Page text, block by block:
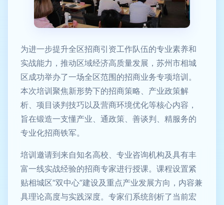
为进一步提升全区招商引资工作队伍的专业素养和
实战能力，推动区域经济高质量发展，苏州市相城
区成功举办了一场全区范围的招商业务专项培训。
本次培训聚焦新形势下的招商策略、产业政策解
析、项目谈判技巧以及营商环境优化等核心内容，
旨在锻造一支懂产业、通政策、善谈判、精服务的
专业化招商铁军。
培训邀请到来自知名高校、专业咨询机构及具有丰
富一线实战经验的招商专家进行授课。课程设置紧
贴相城区“双中心”建设及重点产业发展方向，内容兼
具理论高度与实践深度。专家们系统剖析了当前宏